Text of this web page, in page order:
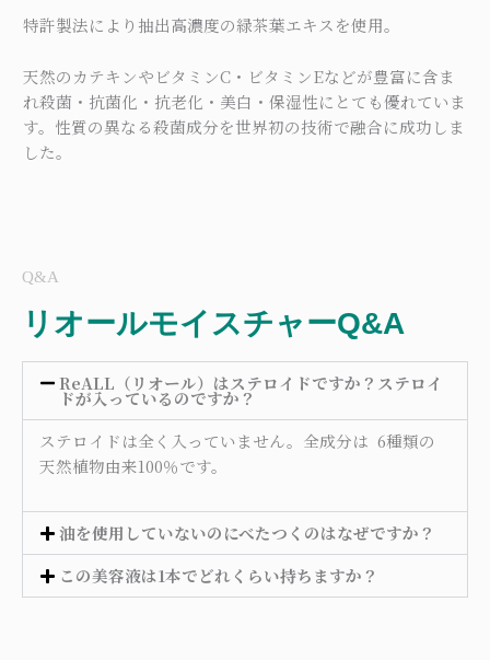
特許製法により抽出高濃度の緑茶葉エキスを使用。
天然のカテキンやビタミンC・ビタミンEなどが豊富に含ま
れ殺菌・抗菌化・抗老化・美白・保湿性にとても優れていま
す。性質の異なる殺菌成分を世界初の技術で融合に成功しま
した。
Q&A
リオールモイスチャーQ&A
ReALL（リオール）はステロイドですか？ステロイ
ドが入っているのですか？
ステロイドは全く入っていません。全成分は 6種類の
天然植物由来100％です。
油を使用していないのにべたつくのはなぜですか？
この美容液は1本でどれくらい持ちますか？